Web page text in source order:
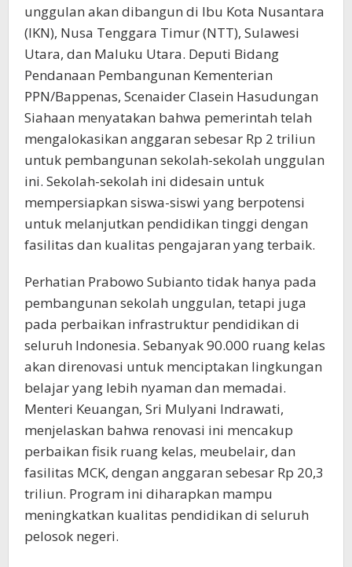
unggulan akan dibangun di Ibu Kota Nusantara
(IKN), Nusa Tenggara Timur (NTT), Sulawesi
Utara, dan Maluku Utara. Deputi Bidang
Pendanaan Pembangunan Kementerian
PPN/Bappenas, Scenaider Clasein Hasudungan
Siahaan menyatakan bahwa pemerintah telah
mengalokasikan anggaran sebesar Rp 2 triliun
untuk pembangunan sekolah-sekolah unggulan
ini. Sekolah-sekolah ini didesain untuk
mempersiapkan siswa-siswi yang berpotensi
untuk melanjutkan pendidikan tinggi dengan
fasilitas dan kualitas pengajaran yang terbaik.
Perhatian Prabowo Subianto tidak hanya pada
pembangunan sekolah unggulan, tetapi juga
pada perbaikan infrastruktur pendidikan di
seluruh Indonesia. Sebanyak 90.000 ruang kelas
akan direnovasi untuk menciptakan lingkungan
belajar yang lebih nyaman dan memadai.
Menteri Keuangan, Sri Mulyani Indrawati,
menjelaskan bahwa renovasi ini mencakup
perbaikan fisik ruang kelas, meubelair, dan
fasilitas MCK, dengan anggaran sebesar Rp 20,3
triliun. Program ini diharapkan mampu
meningkatkan kualitas pendidikan di seluruh
pelosok negeri.